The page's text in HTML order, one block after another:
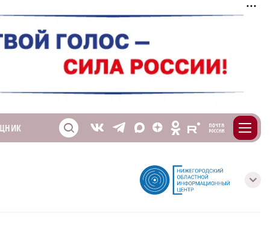
S V T X Z O E m
с